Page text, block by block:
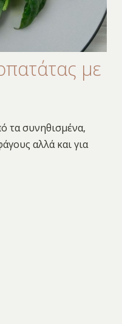
με
τα συνηθισμένα,
αλλά και για